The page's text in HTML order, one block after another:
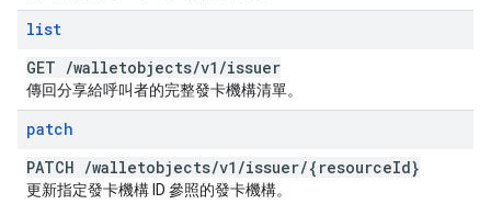
list
GET /walletobjects/v1 /issuer
傳回分享給呼叫者的完整發卡機構清單。
patch
PATCH /walletobjects/v1 /issuer/{resourceId}
更新指定發卡機構 ID 參照的發卡機構。